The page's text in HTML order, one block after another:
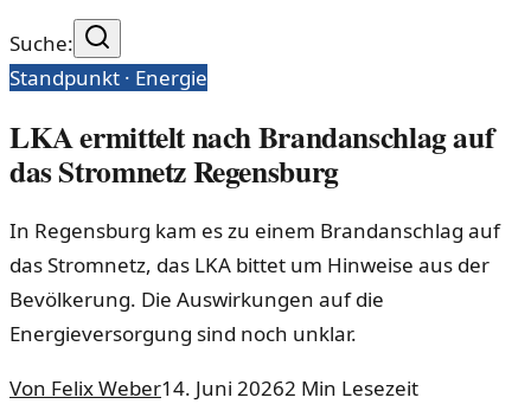
Suche:
Standpunkt · Energie
LKA ermittelt nach Brandanschlag auf
das Stromnetz Regensburg
In Regensburg kam es zu einem Brandanschlag auf
das Stromnetz, das LKA bittet um Hinweise aus der
Bevölkerung. Die Auswirkungen auf die
Energieversorgung sind noch unklar.
Von Felix Weber14. Juni 20262 Min Lesezeit